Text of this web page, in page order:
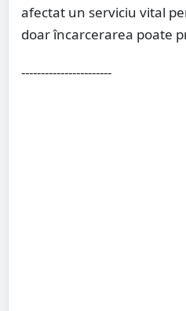
afectat un serviciu vital
doar încarcerarea poate
-----------------------